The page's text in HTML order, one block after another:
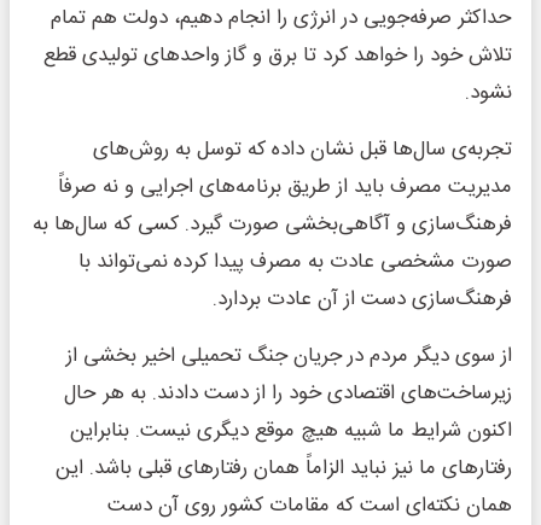
حداکثر صرفه‌جویی در انرژی را انجام دهیم، دولت هم تمام
تلاش خود را خواهد کرد تا برق و گاز واحد‌های تولیدی قطع
نشود.
تجربه‌ی سال‌ها قبل نشان داده که توسل به روش‌های
مدیریت مصرف باید از طریق برنامه‌های اجرایی و نه صرفاً
فرهنگ‌سازی و آگاهی‌بخشی صورت گیرد. کسی که سال‌ها به
صورت مشخصی عادت به مصرف پیدا کرده نمی‌تواند با
فرهنگ‌سازی دست از آن عادت بردارد.
از سوی دیگر مردم در جریان جنگ تحمیلی اخیر بخشی از
زیرساخت‌های اقتصادی خود را از دست دادند. به هر حال
اکنون شرایط ما شبیه هیچ موقع دیگری نیست. بنابراین
رفتارهای ما نیز نباید الزاماً همان رفتارهای قبلی باشد. این
همان نکته‌ای است که مقامات کشور روی آن دست